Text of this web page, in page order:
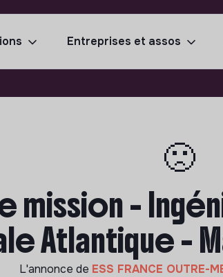
Entreprises et assos
🙁
mission -
Atlantique -
L'annonce de ESS FRANCE OUTRE-